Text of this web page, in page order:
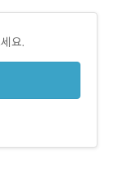
요.